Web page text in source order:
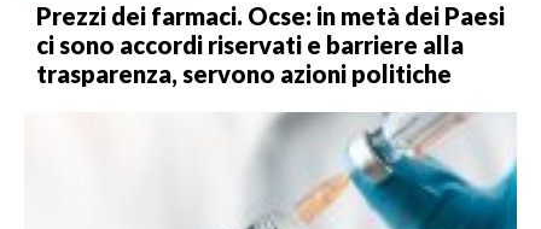
Prezzi dei farmaci. Ocse: in metà dei Paesi
ci sono accordi riservati e barriere alla
trasparenza, servono azioni politiche